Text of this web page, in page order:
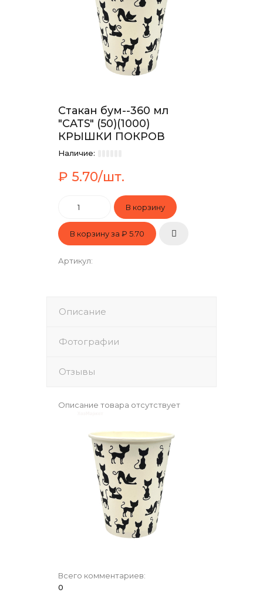
Стакан бум--360 мл
"CATS" (50)(1000)
КРЫШКИ ПОКРОВ
Наличие:
₽ 5.70/шт.
В корзину за ₽ 5.70
Артикул:
Описание
Фотографии
Отзывы
Описание товара отсутствует
Всего комментариев:
0